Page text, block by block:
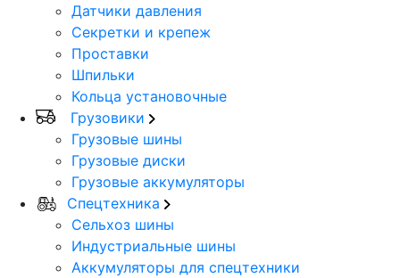
Датчики давления
Секретки и крепеж
Проставки
Шпильки
Кольца установочные
Грузовики
Грузовые шины
Грузовые диски
Грузовые аккумуляторы
Спецтехника
Сельхоз шины
Индустриальные шины
Аккумуляторы для спецтехники